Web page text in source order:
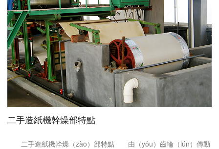
二手造紙機幹燥部特點
二手造紙機幹燥（zào）部特點 由（yóu）齒輪（lún）傳動